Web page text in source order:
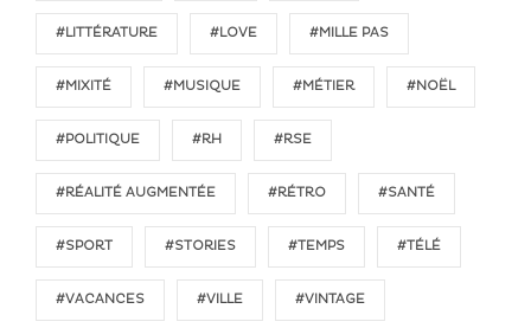
#LITTÉRATURE #LOVE #MILLE PAS
#MIXITÉ #MUSIQUE #MÉTIER #NOËL
#POLITIQUE #RH #RSE
#RÉALITÉ AUGMENTÉE #RÉTRO #SANTÉ
#SPORT #STORIES #TEMPS #TÉLÉ
#VACANCES #VILLE #VINTAGE